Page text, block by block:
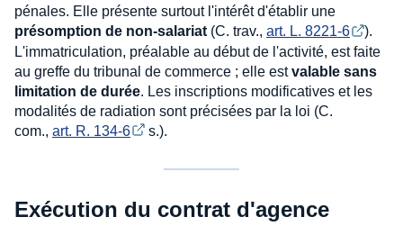
pénales. Elle présente surtout l'intérêt d'établir une
présomption de non-salariat (C. trav., art. L. 8221-6
).
L'immatriculation, préalable au début de l'activité, est faite
au greffe du tribunal de commerce ; elle estvalable sans
limitation de durée. Les inscriptions modificatives et les
modalités de radiation sont précisées par la loi (C.
com., art. R. 134-6 s.).
Exécution du contrat d'agence